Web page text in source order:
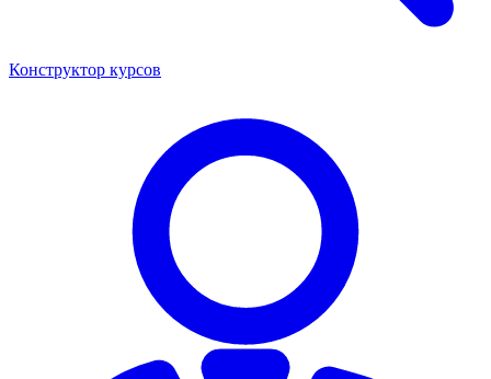
Конструктор курсов